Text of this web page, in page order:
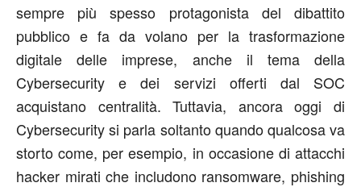
sempre più spesso protagonista del dibattito
pubblico e fa da volano per la trasformazione
digitale delle imprese, anche il tema della
Cybersecurity e dei servizi offerti dal SOC
acquistano centralità. Tuttavia, ancora oggi di
Cybersecurity si parla soltanto quando qualcosa va
storto come, per esempio, in occasione di attacchi
hacker mirati che includono ransomware, phishing